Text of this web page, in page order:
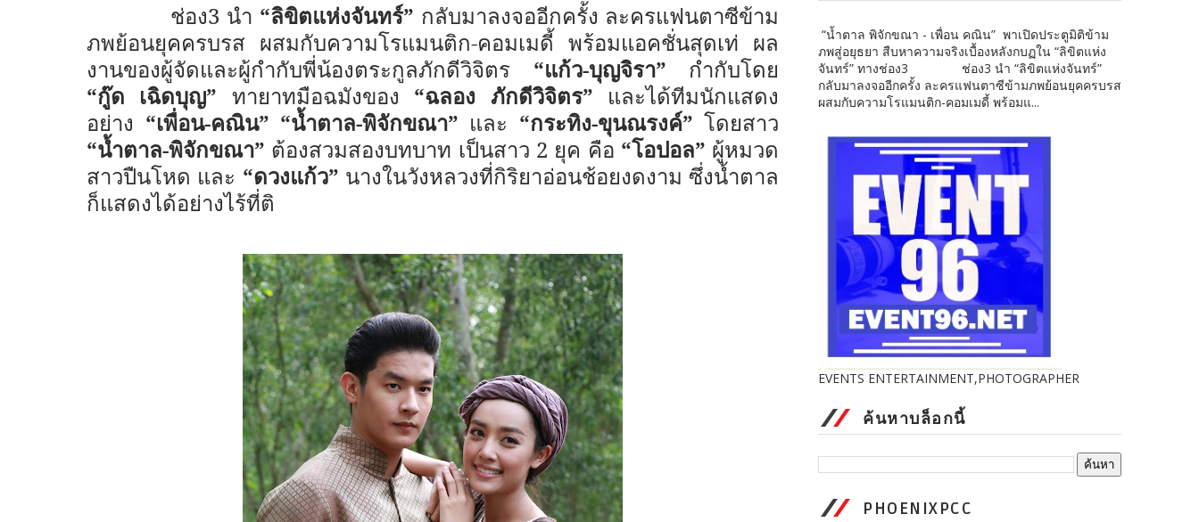
ช่อง3 นำ “ลิขิตแห่งจันทร์” กลับมาลงจออีกครั้ง ละครแฟนตาซีข้าม
ภพย้อนยุคครบรส ผสมกับความโรแมนติก-คอมเมดี้ พร้อมแอคชั่นสุดเท่ ผล
งานของผู้จัดและผู้กำกับพี่น้องตระกูลภักดีวิจิตร “แก้ว-บุญจิรา” กำกับโดย
“กู๊ด เฉิดบุญ” ทายาทมือฉมังของ “ฉลอง ภักดีวิจิตร” และได้ทีมนักแสดง
อย่าง “เพื่อน-คณิน” “น้ำตาล-พิจักขณา” และ “กระทิง-ขุนณรงค์” โดยสาว
“น้ำตาล-พิจักขณา” ต้องสวมสองบทบาท เป็นสาว 2 ยุค คือ “โอปอล” ผู้หมวด
สาวปืนโหด และ “ดวงแก้ว” นางในวังหลวงที่กิริยาอ่อนช้อยงดงาม ซึ่งน้ำตาล
ก็แสดงได้อย่างไร้ที่ติ
“น้ำตาล พิจักขณา - เพื่อน คณิน” พาเปิดประตูมิติข้าม
ภพสู่อยุธยา สืบหาความจริงเบื้องหลังกบฏใน “ลิขิตแห่ง
จันทร์” ทางช่อง3 ช่อง3 นำ “ลิขิตแห่งจันทร์”
กลับมาลงจออีกครั้ง ละครแฟนตาซีข้ามภพย้อนยุคครบรส
ผสมกับความโรแมนติก-คอมเมดี้ พร้อมแ...
EVENTS ENTERTAINMENT,PHOTOGRAPHER
ค้นหาบล็อกนี้
PHOENIXPCC